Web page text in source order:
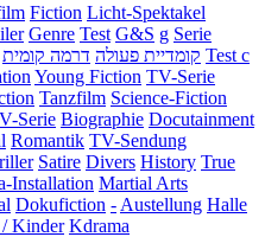
Fiction Licht-Spektakel
Genre Test G&S g Serie
קומדיית פעולה דרמה קומית
Test c
Young Fiction TV-Serie
Tanzfilm Science-Fiction
Serie Biographie Docutainment
Romantik TV-Sendung
Satire Divers History True
Installation Martial Arts
Dokufiction - Austellung Halle
Kinder Kdrama